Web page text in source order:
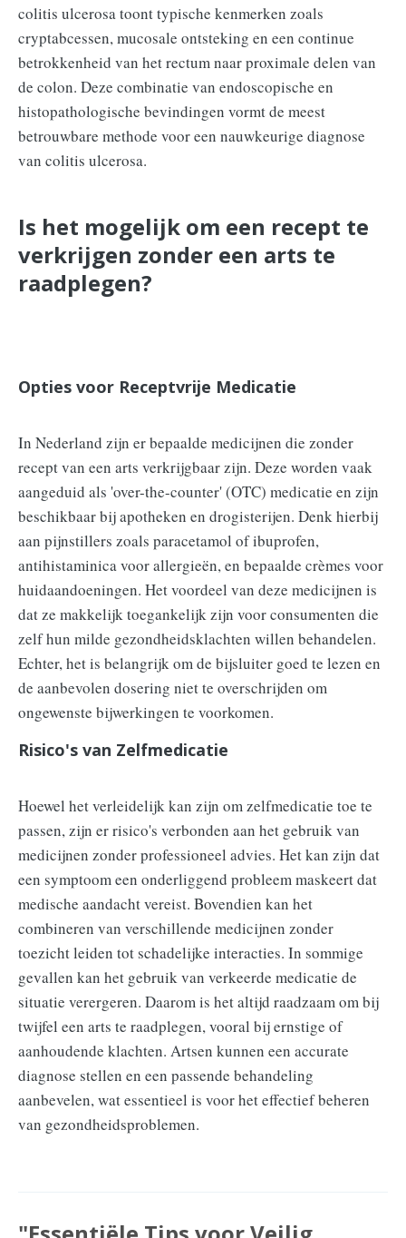
colitis ulcerosa toont typische kenmerken zoals
cryptabcessen, mucosale ontsteking en een continue
betrokkenheid van het rectum naar proximale delen van
de colon. Deze combinatie van endoscopische en
histopathologische bevindingen vormt de meest
betrouwbare methode voor een nauwkeurige diagnose
van colitis ulcerosa.
Is het mogelijk om een recept te
verkrijgen zonder een arts te
raadplegen?
Opties voor Receptvrije Medicatie
In Nederland zijn er bepaalde medicijnen die zonder
recept van een arts verkrijgbaar zijn. Deze worden vaak
aangeduid als 'over-the-counter' (OTC) medicatie en zijn
beschikbaar bij apotheken en drogisterijen. Denk hierbij
aan pijnstillers zoals paracetamol of ibuprofen,
antihistaminica voor allergieën, en bepaalde crèmes voor
huidaandoeningen. Het voordeel van deze medicijnen is
dat ze makkelijk toegankelijk zijn voor consumenten die
zelf hun milde gezondheidsklachten willen behandelen.
Echter, het is belangrijk om de bijsluiter goed te lezen en
de aanbevolen dosering niet te overschrijden om
ongewenste bijwerkingen te voorkomen.
Risico's van Zelfmedicatie
Hoewel het verleidelijk kan zijn om zelfmedicatie toe te
passen, zijn er risico's verbonden aan het gebruik van
medicijnen zonder professioneel advies. Het kan zijn dat
een symptoom een onderliggend probleem maskeert dat
medische aandacht vereist. Bovendien kan het
combineren van verschillende medicijnen zonder
toezicht leiden tot schadelijke interacties. In sommige
gevallen kan het gebruik van verkeerde medicatie de
situatie verergeren. Daarom is het altijd raadzaam om bij
twijfel een arts te raadplegen, vooral bij ernstige of
aanhoudende klachten. Artsen kunnen een accurate
diagnose stellen en een passende behandeling
aanbevelen, wat essentieel is voor het effectief beheren
van gezondheidsproblemen.